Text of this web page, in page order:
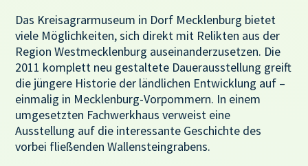
Das Kreisagrarmuseum in Dorf Mecklenburg bietet
viele Möglichkeiten, sich direkt mit Relikten aus der
Region Westmecklenburg auseinanderzusetzen. Die
2011 komplett neu gestaltete Dauerausstellung greift
die jüngere Historie der ländlichen Entwicklung auf –
einmalig in Mecklenburg-Vorpommern. In einem
umgesetzten Fachwerkhaus verweist eine
Ausstellung auf die interessante Geschichte des
vorbei fließenden Wallensteingrabens.